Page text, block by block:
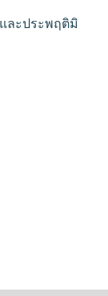
และประพฤติมิ